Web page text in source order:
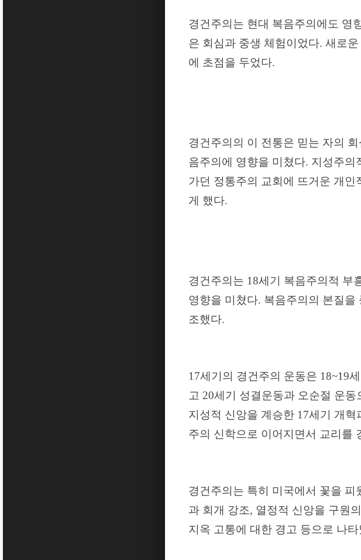
경건주의는 현대 복음주의에도 영
은 회심과 중생 체험이었다. 새로
에 초점을 두었다.
경건주의의 이 전통은 믿는 자의 회
음주의에 영향을 미쳤다. 지성주의
가던 정통주의 교회에 뜨거운 개인
게 했다.
경건주의는 18세기 복음주의적 부
영향을 미쳤다. 복음주의의 본질을
조했다.
17세기의 경건주의 운동은 18~19
고 20세기 성결운동과 오순절 운동
지성적 신앙을 계승한 17세기 개혁
주의 신학으로 이어지면서 교리를
경건주의는 특히 미국에서 꽃을 피
과 회개 강조, 열정적 신앙을 구원
지옥 고통에 대한 경고 등으로 나